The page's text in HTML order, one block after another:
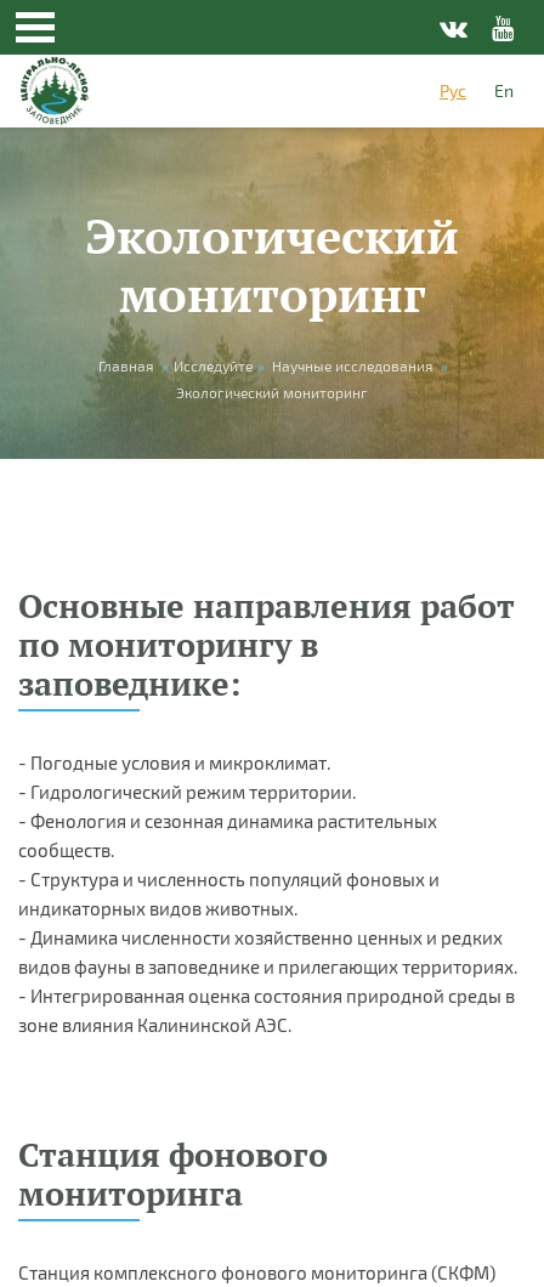
Перейти к основному содержанию
Рус
En
Экологический
мониторинг
Вы здесь
Главная » Исследуйте » Научные исследования »
Экологический мониторинг
Основные направления работ
по мониторингу в
заповеднике:
- Погодные условия и микроклимат.
- Гидрологический режим территории.
- Фенология и сезонная динамика растительных
сообществ.
- Структура и численность популяций фоновых и
индикаторных видов животных.
- Динамика численности хозяйственно ценных и редких
видов фауны в заповеднике и прилегающих территориях.
- Интегрированная оценка состояния природной среды в
зоне влияния Калининской АЭС.
Станция фонового
мониторинга
Станция комплексного фонового мониторинга (СКФМ)